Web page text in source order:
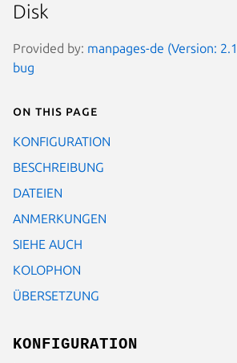
Disk
Provided by: manpages-de (Version:
bug
On this page
KONFIGURATION
BESCHREIBUNG
DATEIEN
ANMERKUNGEN
SIEHE AUCH
KOLOPHON
ÜBERSETZUNG
KONFIGURATION